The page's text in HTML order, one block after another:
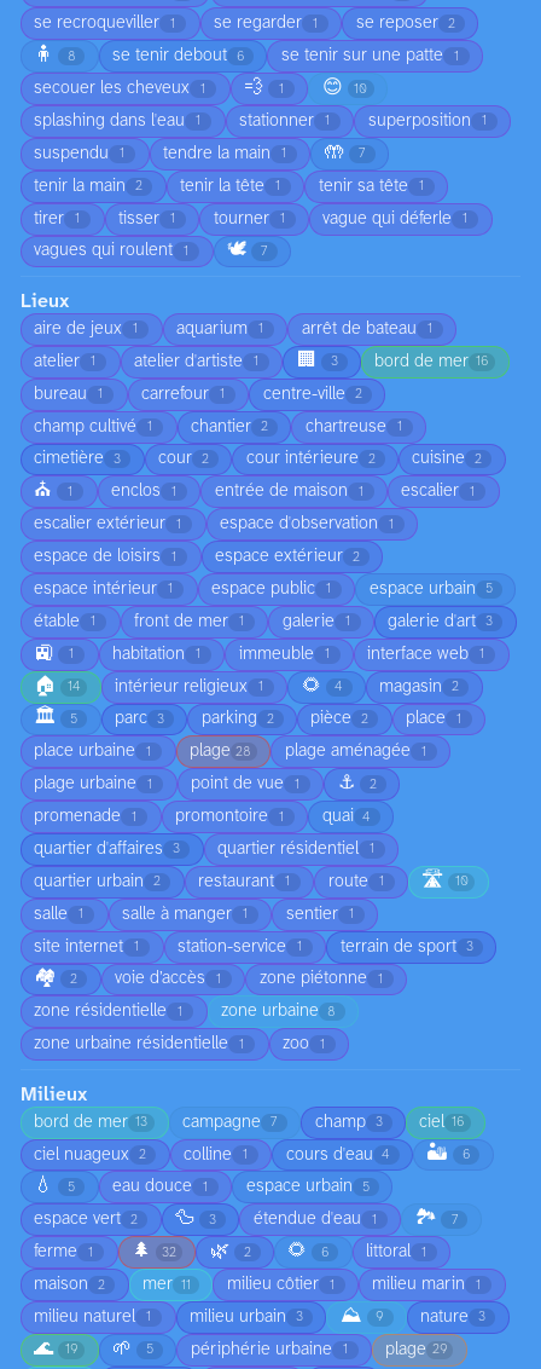
se recroqueviller
1 se regarder 1 se reposer 2
🧍 8 se tenir debout 6 se tenir sur une patte 1
secouer les cheveux 1 💨 1 😊 10
splashing dans l'eau 1 stationner 1 superposition 1
suspendu 1 tendre la main 1 🤲 7
tenir la main 2 tenir la tête 1 tenir sa tête 1
tirer 1 tisser 1 tourner 1 vague qui déferle 1
vagues qui roulent 1 🕊️ 7
Lieux
aire de jeux 1 aquarium 1 arrêt de bateau 1
atelier 1 atelier d'artiste 1 🏢 3 bord de mer 16
bureau 1 carrefour 1 centre-ville 2
champ cultivé 1 chantier 2 chartreuse 1
cimetière 3 cour 2 cour intérieure 2 cuisine 2
⛪ 1 enclos 1 entrée de maison 1 escalier 1
escalier extérieur 1 espace d'observation 1
espace de loisirs 1 espace extérieur 2
espace intérieur 1 espace public 1 espace urbain 5
étable 1 front de mer 1 galerie 1 galerie d'art 3
🚉 1 habitation 1 immeuble 1 interface web 1
🏠 14 intérieur religieux 1 🌻 4 magasin 2
🏛️ 5 parc 3 parking 2 pièce 2 place 1
place urbaine 1 plage 28 plage aménagée 1
plage urbaine 1 point de vue 1 ⚓ 2
promenade 1 promontoire 1 quai 4
quartier d'affaires 3 quartier résidentiel 1
quartier urbain 2 restaurant 1 route 1 🛣️ 10
salle 1 salle à manger 1 sentier 1
site internet 1 station-service 1 terrain de sport 3
🏘️ 2 voie d’accès 1 zone piétonne 1
zone résidentielle 1 zone urbaine 8
zone urbaine résidentielle 1 zoo 1
Milieux
bord de mer 13 campagne 7 champ 3 ciel 16
ciel nuageux 2 colline 1 cours d'eau 4 🏜️ 6
💧 5 eau douce 1 espace urbain 5
espace vert 2 🦆 3 étendue d'eau 1 🏞️ 7
ferme 1 🌲 32 🌿 2 🌻 6 littoral 1
maison 2 mer 11 milieu côtier 1 milieu marin 1
milieu naturel 1 milieu urbain 3 ⛰️ 9 nature 3
🌊 19 🌱 5 périphérie urbaine 1 plage 29